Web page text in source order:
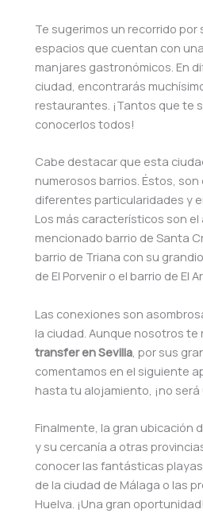
Te sugerimos un recorrido por
espacios que cuentan con
manjares gastronómicos. En
ciudad, encontrarás
restaurantes. ¡Tantos que te
conocerlos todos!
Cabe destacar que esta
numerosos barrios. Éstos,
diferentes particularidades y
Los más característicos son
mencionado barrio de Santa
barrio de Triana con su
de El Porvenir o el barrio de El
Las conexiones son
la ciudad. Aunque nosotros te
transfer en Sevilla , por sus
comentamos en el siguiente
hasta tu alojamiento, ¡no será
Finalmente, la gran ubicación
y su cercanía a otras
conocer las fantásticas
de la ciudad de Málaga o las
Huelva. ¡Una gran oportunidad!